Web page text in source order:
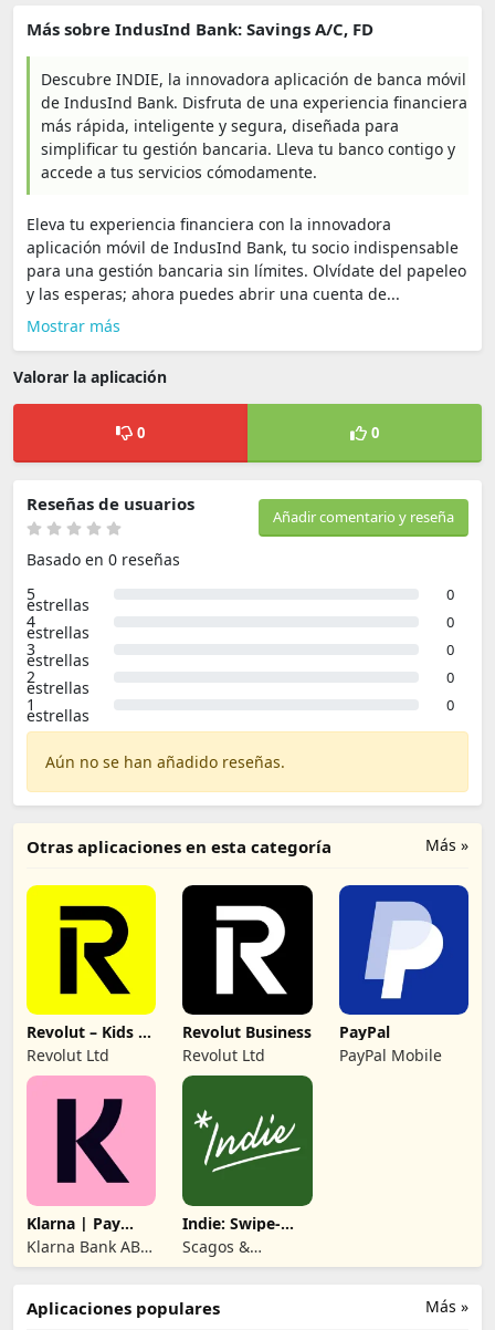
Más sobre IndusInd Bank: Savings A/C, FD
Descubre INDIE, la innovadora aplicación de banca móvil
de IndusInd Bank. Disfruta de una experiencia financiera
más rápida, inteligente y segura, diseñada para
simplificar tu gestión bancaria. Lleva tu banco contigo y
accede a tus servicios cómodamente.
Eleva tu experiencia financiera con la innovadora
aplicación móvil de IndusInd Bank, tu socio indispensable
para una gestión bancaria sin límites. Olvídate del papeleo
y las esperas; ahora puedes abrir una cuenta de...
Mostrar más
Valorar la aplicación
0 0
Añadir comentario y reseña
Reseñas de usuarios
Basado en 0 reseñas
5
estrellas 0
4
estrellas 0
3
estrellas 0
2
estrellas 0
1
estrellas 0
Aún no se han añadido reseñas.
Más »
Otras aplicaciones en esta categoría
Revolut – Kids &
Teens
Revolut Ltd
Revolut Business
Revolut Ltd
PayPal
PayPal Mobile
Klarna | Pay
your way
Klarna Bank AB
(publ)
Indie: Swipe-
Based Casting
Scagos &
Company LLC
Más »
Aplicaciones populares